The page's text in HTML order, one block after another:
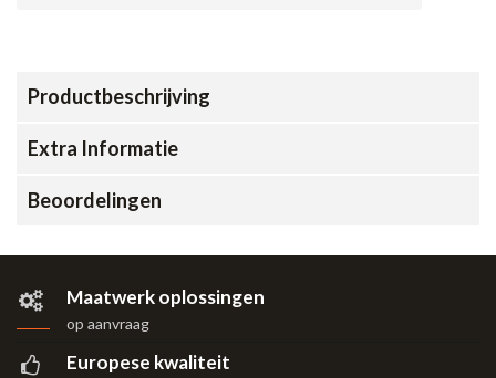
Productbeschrijving
Extra Informatie
Beoordelingen
Maatwerk oplossingen
op aanvraag
Europese kwaliteit